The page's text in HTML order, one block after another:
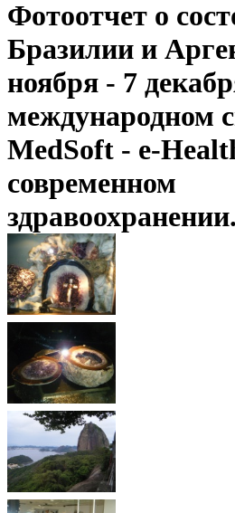
Фотоотчет о
Бразилии и
ноября - 7
международном
MedSoft - e-
современном
здравоохранении.